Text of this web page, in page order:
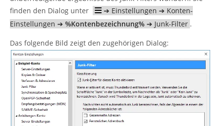
finden den Dialog unter
➔ Einstellungen ➔ Konten-
Einstellungen ➔ %Kontenbezeichnung% ➔ Junk-Filter .
Das folgende Bild zeigt den zugehörigen Dialog: